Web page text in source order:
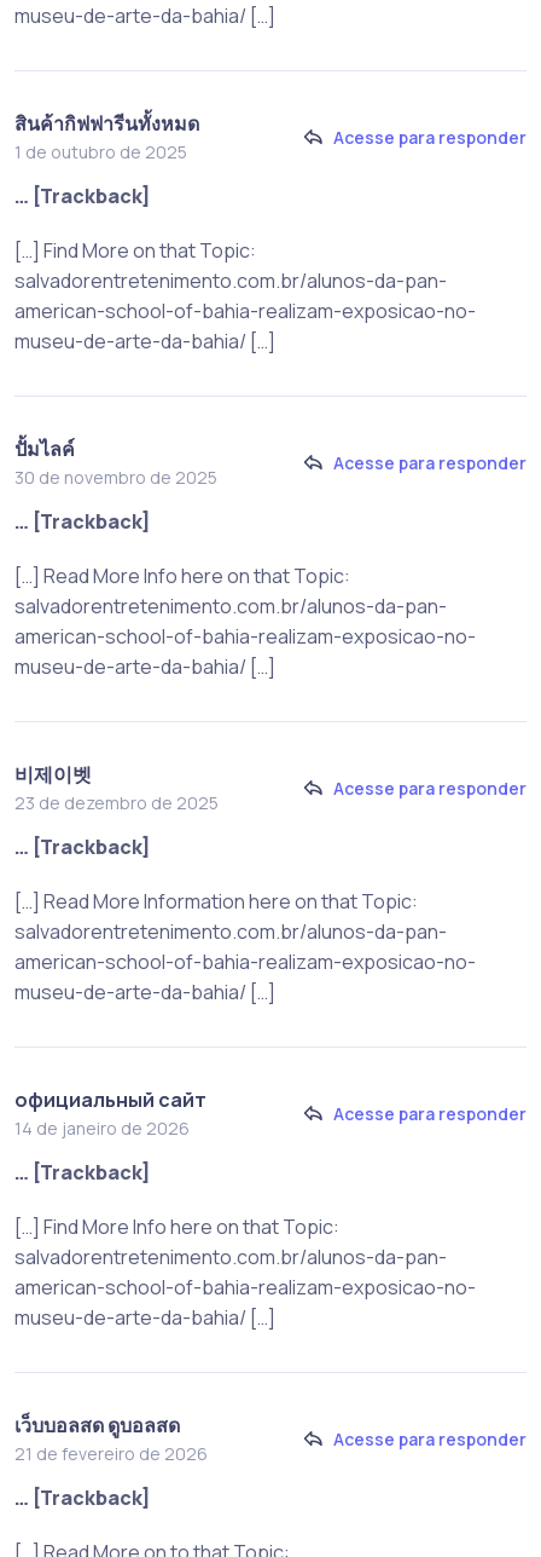
museu-de-arte-da-bahia/ […]
สินค้ากิฟฟารีนทั้งหมด
1 de outubro de 2025
Acesse para responder
… [Trackback]
[…] Find More on that Topic:
salvadorentretenimento.com.br/alunos-da-pan-
american-school-of-bahia-realizam-exposicao-no-
museu-de-arte-da-bahia/ […]
ปั้มไลค์
30 de novembro de 2025
Acesse para responder
… [Trackback]
[…] Read More Info here on that Topic:
salvadorentretenimento.com.br/alunos-da-pan-
american-school-of-bahia-realizam-exposicao-no-
museu-de-arte-da-bahia/ […]
비제이벳
23 de dezembro de 2025
Acesse para responder
… [Trackback]
[…] Read More Information here on that Topic:
salvadorentretenimento.com.br/alunos-da-pan-
american-school-of-bahia-realizam-exposicao-no-
museu-de-arte-da-bahia/ […]
официальный сайт
14 de janeiro de 2026
Acesse para responder
… [Trackback]
[…] Find More Info here on that Topic:
salvadorentretenimento.com.br/alunos-da-pan-
american-school-of-bahia-realizam-exposicao-no-
museu-de-arte-da-bahia/ […]
เว็บบอลสด ดูบอลสด
21 de fevereiro de 2026
Acesse para responder
… [Trackback]